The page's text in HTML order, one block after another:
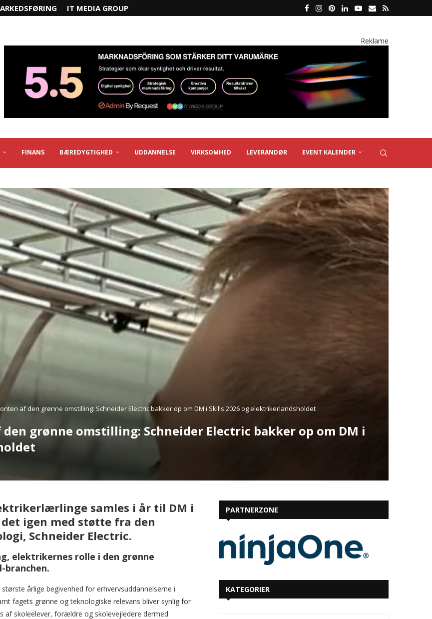
IT MEDIA GROUP
Reklame
FINANS BÆREDYGTIGHED UDDANNELSE VIRKSOMHED LEVERANDØR EVENT KALENDER
af den grønne omstilling: Schneider Electric bakker op om DM i Skills 2026 og elektrikerlandsholdet
grønne omstilling: Schneider Electric bakker op om DM i
samles i år til DM i
igen med støtte fra den
Schneider Electric.
elektrikernes rolle i den grønne
årlige begivenhed for erhvervsuddannelserne i
fagets grønne og teknologiske relevans bliver synlig for
af skoleelever, forældre og skolevejledere dermed
PARTNERZONE